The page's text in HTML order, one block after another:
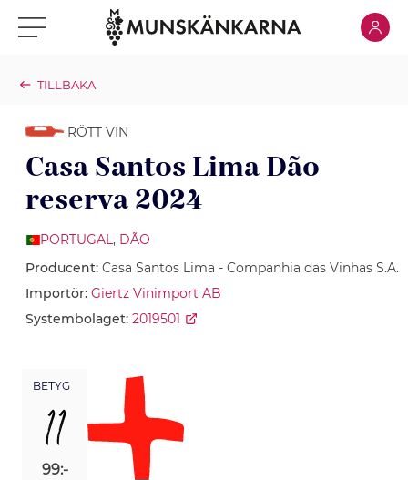
Klicka för meny Klicka
TILLBAKA
RÖTT VIN
Casa Santos Lima Dão
reserva 2024
PORTUGAL, DÃO
Producent: Casa Santos Lima - Companhia das Vinhas S.A.
Importör: Giertz Vinimport AB
Systembolaget: 2019501
BETYG
11
99:-